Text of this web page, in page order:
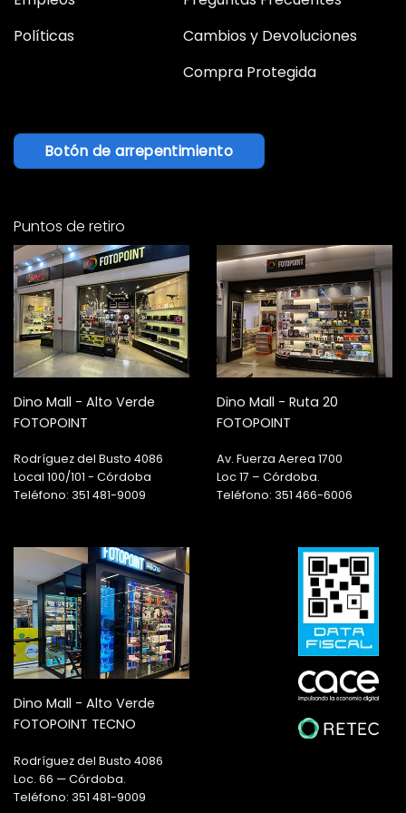
Políticas
Cambios y Devoluciones
Compra Protegida
Botón de arrepentimiento
Puntos de retiro
Dino Mall - Alto Verde
FOTOPOINT
Rodríguez del Busto 4086
Local 100/101 - Córdoba
Teléfono: 351 481-9009
Dino Mall - Ruta 20
FOTOPOINT
Av. Fuerza Aerea 1700
Loc 17 – Córdoba.
Teléfono: 351 466-6006
Dino Mall - Alto Verde
FOTOPOINT TECNO
Rodríguez del Busto 4086
Loc. 66 — Córdoba.
Teléfono: 351 481-9009